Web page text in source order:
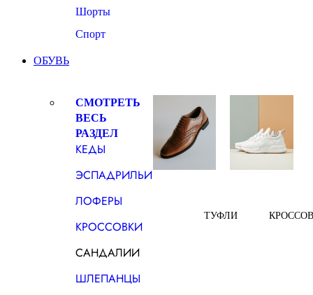
Шорты
Спорт
ОБУВЬ
СМОТРЕТЬ
ВЕСЬ
РАЗДЕЛ
КЕДЫ
ЭСПАДРИЛЬИ
ЛОФЕРЫ
КРОССОВКИ
САНДАЛИИ
ШЛЕПАНЦЫ
ТУФЛИ